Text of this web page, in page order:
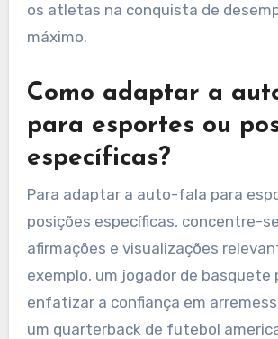
os atletas na conquista de
máximo.
Como adaptar a
para esportes ou
específicas?
Para adaptar a auto-fala para
posições específicas, concentre-
afirmações e visualizações
exemplo, um jogador de basquete
enfatizar a confiança em
um quarterback de futebol